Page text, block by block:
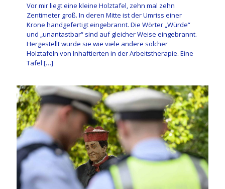
Vor mir liegt eine kleine Holztafel, zehn mal zehn
Zentimeter groß. In deren Mitte ist der Umriss einer
Krone handgefertigt eingebrannt. Die Wörter „Würde“
und „unantastbar“ sind auf gleicher Weise eingebrannt.
Hergestellt wurde sie wie viele andere solcher
Holztafeln von Inhaftierten in der Arbeitstherapie. Eine
Tafel […]